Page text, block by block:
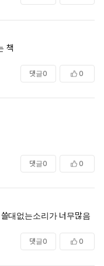
논픽션
악의 호흡을 하는 존재
면역질환 등 수많은
사피엔스는 지구상에
랐을까? 우리 호모 종
성한 찬란한 기술을 되
네스터는 스탠퍼드대
년에 걸친 의학 문헌
분야의 최첨단 연구를
책
댓글0 0
댓글0 0
대없는소리가 너무많음
댓글0 0